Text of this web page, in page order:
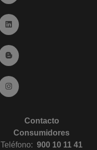
Ir a Linkedin (abre en
Ir al Blog (abre en ventana
Ir a Instagram (abre en
Contacto
Consumidores
Teléfono: 900 10 11 41